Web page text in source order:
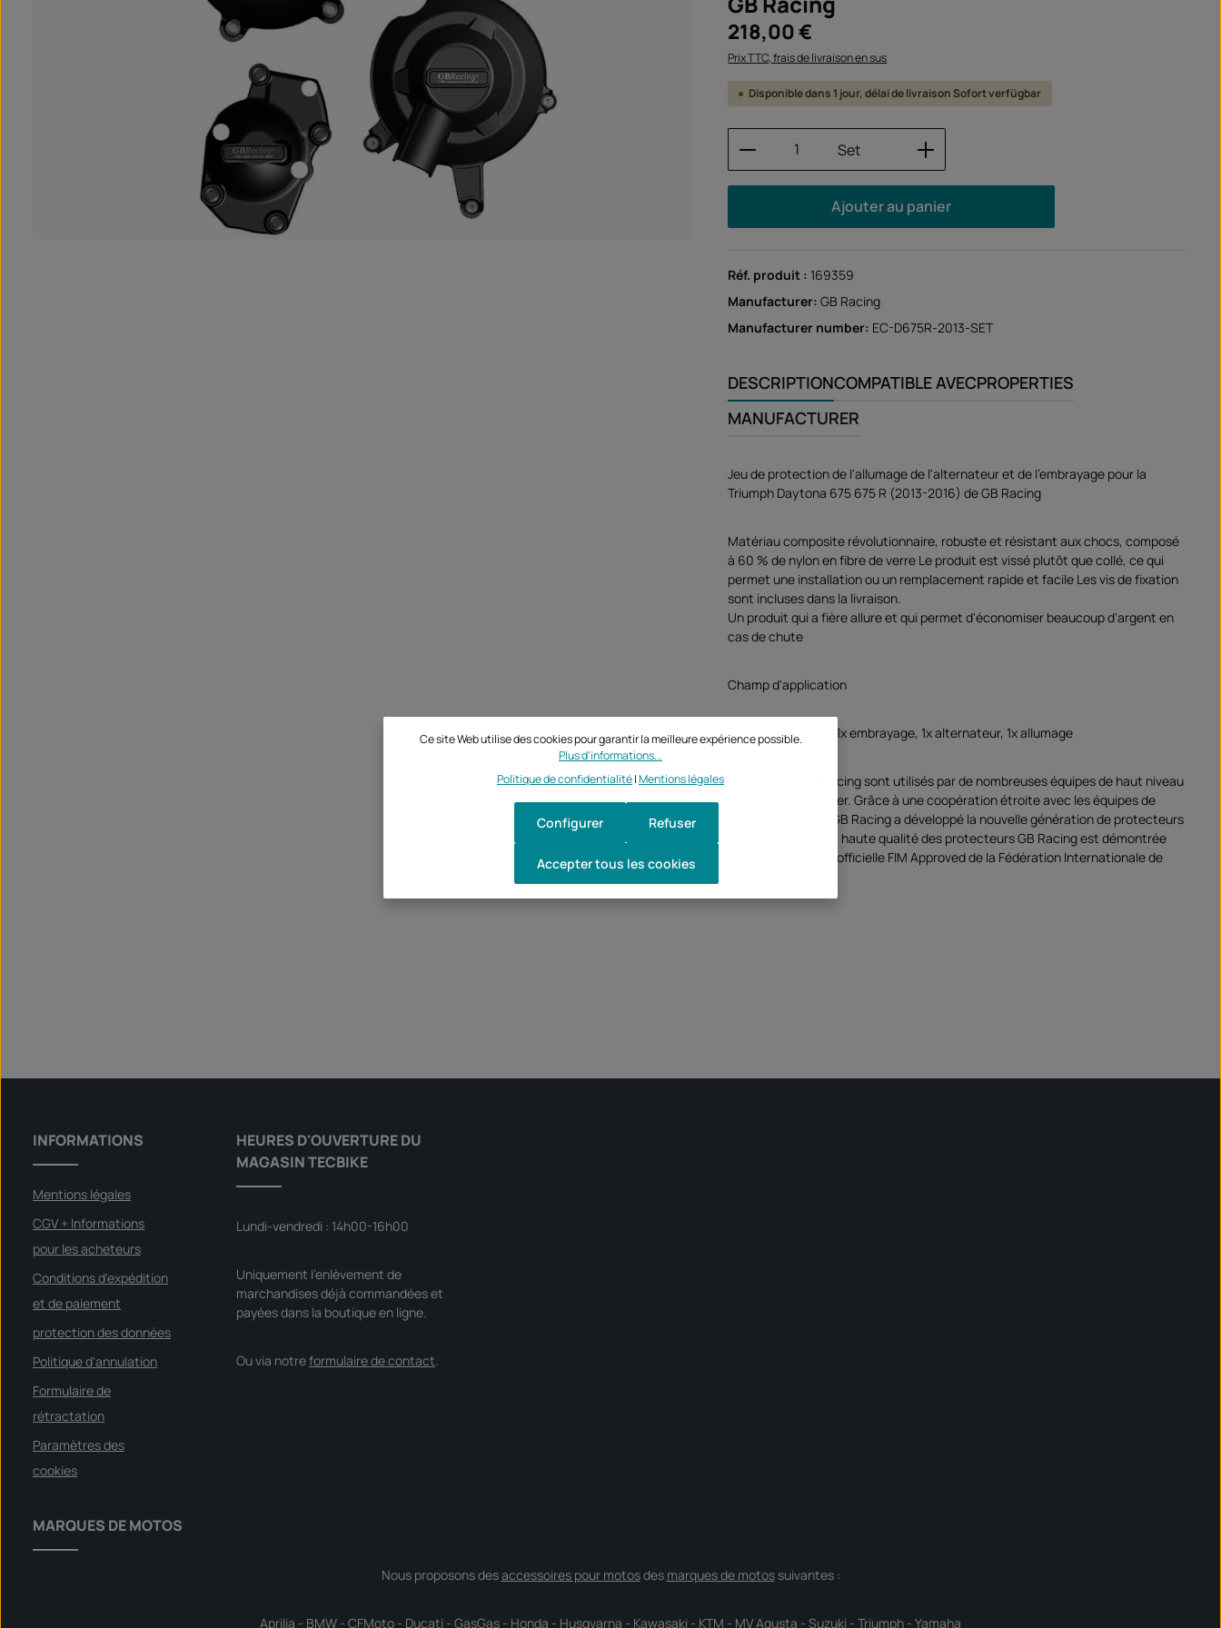
Prix régulier :
218,00 €
Prix TTC, frais de livraison en sus
Disponible dans 1 jour, délai de livraison Sofort verfügbar
Quantité de produit : Entrez la quantité
Set
Ajouter au panier
Réf. produit : 169359
Manufacturer:GB Racing
Manufacturer number: EC-D675R-2013-SET
DESCRIPTIONCOMPATIBLE AVECPROPERTIES
MANUFACTURER
Jeu de protection de l'allumage de l'alternateur et de l'embrayage pour la
Triumph Daytona 675 675 R (2013-2016) de GB Racing
Matériau composite révolutionnaire, robuste et résistant aux chocs, composé
à 60 % de nylon en fibre de verre Le produit est vissé plutôt que collé, ce qui
permet une installation ou un remplacement rapide et facile Les vis de fixation
sont incluses dans la livraison.
Un produit qui a fière allure et qui permet d'économiser beaucoup d'argent en
cas de chute
Champ d'application
Protecteurs : 1x embrayage, 1x alternateur, 1x allumage
Les produits GB Racing sont utilisés par de nombreuses équipes de haut niveau
dans le monde entier. Grâce à une coopération étroite avec les équipes de
course de motos, GB Racing a développé la nouvelle génération de protecteurs
haut de gamme. La haute qualité des protecteurs GB Racing est démontrée
par la certification officielle FIM Approved de la Fédération Internationale de
INFORMATIONS
Mentions légales
CGV + Informations
pour les acheteurs
Conditions d'expédition
et de paiement
protection des données
Politique d'annulation
Formulaire de
rétractation
Paramètres des
cookies
HEURES D'OUVERTURE DU
MAGASIN TECBIKE
Lundi-vendredi : 14h00-16h00
Uniquement l'enlèvement de
marchandises déjà commandées et
payées dans la boutique en ligne.
Ou via notreformulaire de contact.
MARQUES DE MOTOS
Nous proposons desaccessoires pour motosdes marques de motossuivantes :
Aprilia - BMW - CFMoto - Ducati - GasGas - Honda - Husqvarna - Kawasaki - KTM - MV Agusta - Suzuki - Triumph - Yamaha
Ce site Web utilise des cookies pour garantir la meilleure expérience possible.
Plus d'informations...
Politique de confidentialité|Mentions légales
Refuser
Configurer
Accepter tous les cookies